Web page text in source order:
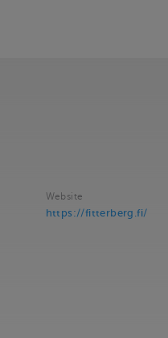
Website
https://fitterberg.fi/